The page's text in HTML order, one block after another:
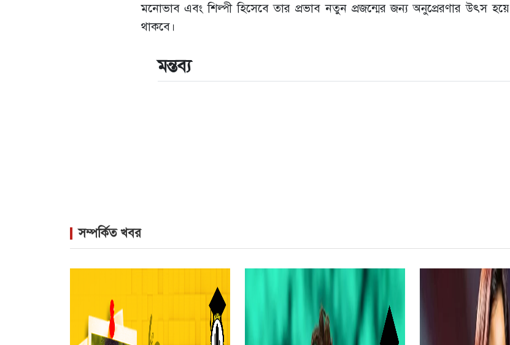
মনোভাব এবং শিল্পী হিসেবে তার প্রভাব নতুন প্রজন্মের জন্য অনুপ্রেরণার উৎস হয়ে
থাকবে।
মন্তব্য
সম্পর্কিত খবর